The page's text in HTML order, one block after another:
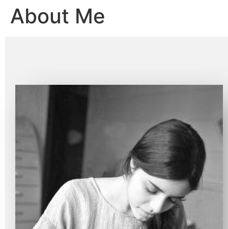
About Me